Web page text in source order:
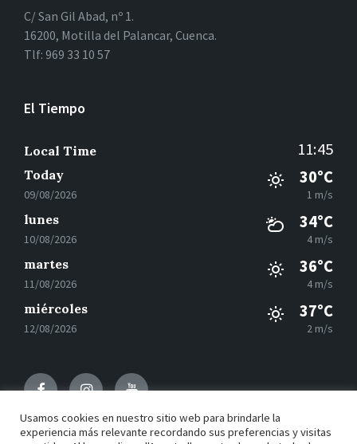
C/ San Gil Abad, nº 1.
16200, Motilla del Palancar, Cuenca.
Tlf: 969 33 10 57
El Tiempo
Local Time 11:45
Today
09/08/2026
30°C
1 m/s
lunes
10/08/2026
34°C
4 m/s
martes
11/08/2026
36°C
4 m/s
miércoles
12/08/2026
37°C
2 m/s
FacebookInstagramYoutube
Usamos cookies en nuestro sitio web para brindarle la
experiencia más relevante recordando sus preferencias y visitas